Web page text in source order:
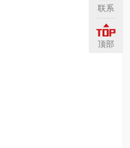
联系
顶部